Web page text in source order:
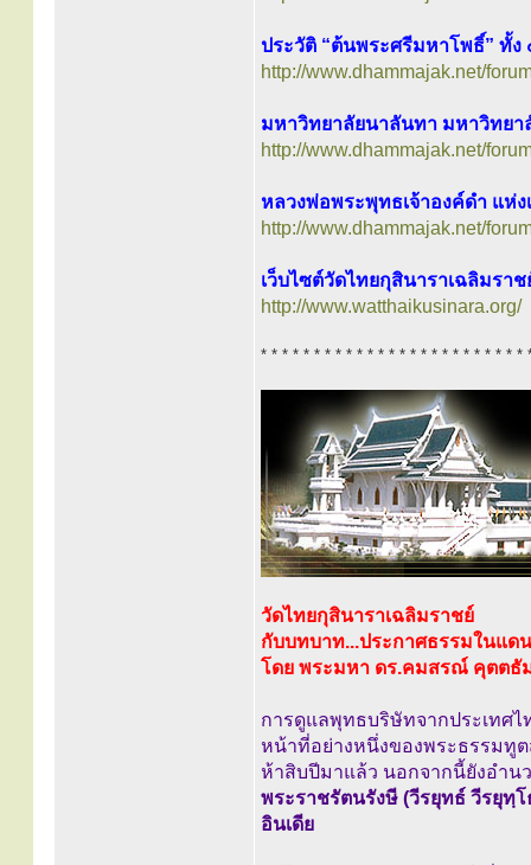
ประวัติ “ต้นพระศรีมหาโพธิ์” ทั้
http://www.dhammajak.net/
มหาวิทยาลัยนาลันทา มหาวิทยา
http://www.dhammajak.net/
หลวงพ่อพระพุทธเจ้าองค์ดำ แห่
http://www.dhammajak.net/
เว็บไซต์วัดไทยกุสินาราเฉลิมราช
http://www.watthaikusinara.org/
* * * * * * * * * * * * * * * * * * * * * * * * *
วัดไทยกุสินาราเฉลิมราชย์
กับบทบาท...ประกาศธรรมในแด
โดย พระมหา ดร.คมสรณ์ คุตตธั
การดูแลพุทธบริษัทจากประเทศ
หน้าที่อย่างหนึ่งของพระธรรมทูต
ห้าสิบปีมาแล้ว นอกจากนี้ยังอำน
พระราชรัตนรังษี (วีรยุทธ์ วีรยุทฺ
อินเดีย